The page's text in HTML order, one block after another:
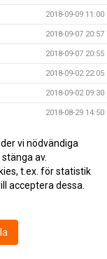
2018-09-09 11:00
2018-09-07 20:57
2018-09-07 20:55
2018-09-02 22:05
2018-09-02 09:30
2018-08-29 14:50
2018-08-26 21:30
2018-08-25 18:55
2018-08-24 00:10
vi nödvändiga
av.
t.ex. för statistik
acceptera dessa.